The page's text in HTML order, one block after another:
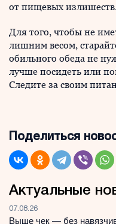
от пищевых
Для того, чтобы не
лишним весом,
обильного обеда не
лучше посидеть или
Следите за своим
Поделиться
Актуальные
07.08.26
Выше чек — без